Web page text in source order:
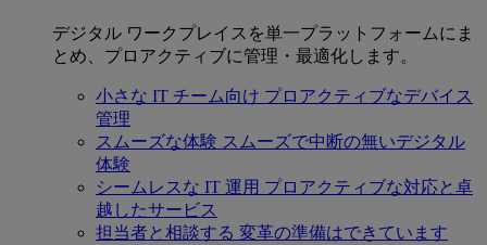
デジタル ワークプレイスを単一プラットフォームにま
とめ、プロアクティブに管理・最適化します。
小さな IT チーム向け プロアクティブなデバイス
管理
スムーズな体験 スムーズで中断の無いデジタル
体験
シームレスな IT 運用 プロアクティブな対応と卓
越したサービス
担当者と相談する 変革の準備はできています